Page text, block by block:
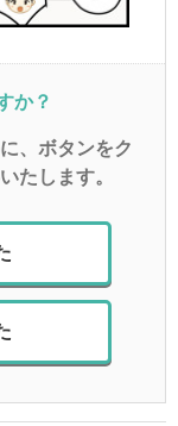
か？
、ボタンをク
たします。